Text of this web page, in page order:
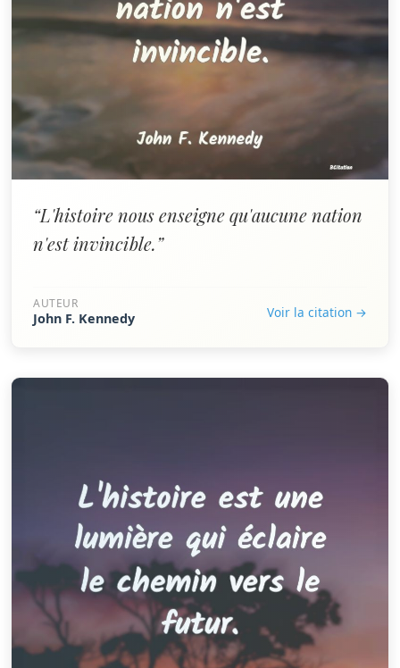
“L'histoire nous enseigne qu'aucune nation
n'est invincible.”
AUTEUR
John F. Kennedy Voir la citation →